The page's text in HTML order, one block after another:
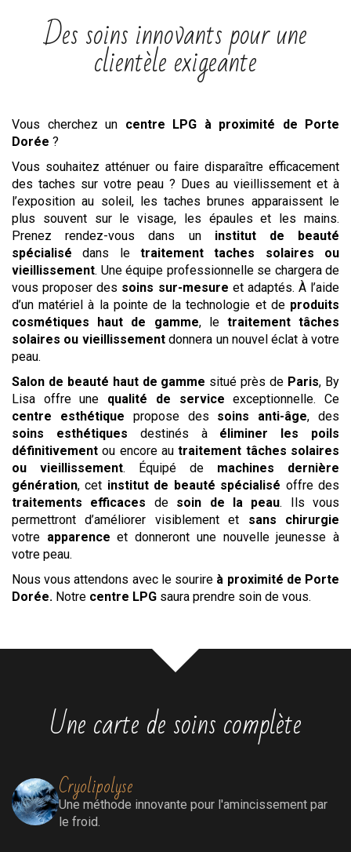
Des soins innovants pour une
clientèle exigeante
Vous cherchez un centre LPG à proximité de Porte
Dorée ?
Vous souhaitez atténuer ou faire disparaître efficacement
des taches sur votre peau ? Dues au vieillissement et à
l’exposition au soleil, les taches brunes apparaissent le
plus souvent sur le visage, les épaules et les mains.
Prenez rendez-vous dans un institut de beauté
spécialisé dans le traitement taches solaires ou
vieillissement. Une équipe professionnelle se chargera de
vous proposer des soins sur-mesure et adaptés. À l’aide
d’un matériel à la pointe de la technologie et de produits
cosmétiques haut de gamme, le traitement tâches
solaires ou vieillissementdonnera un nouvel éclat à votre
peau.
Salon de beauté haut de gamme situé près de Paris, By
Lisa offre une qualité de service exceptionnelle. Ce
centre esthétique propose des soins anti-âge, des
soins esthétiques destinés à éliminer les poils
définitivement ou encore autraitement tâches solaires
ou vieillissement. Équipé de machines dernière
génération, cet institut de beauté spécialisé offre des
traitements efficaces de soin de la peau. Ils vous
permettront d’améliorer visiblement et sans chirurgie
votre apparence et donneront une nouvelle jeunesse à
votre peau.
Nous vous attendons avec le sourire à proximité de Porte
Dorée. Notre centre LPG saura prendre soin de vous.
Une carte de soins complète
Cryolipolyse
Une méthode innovante pour l'amincissement par
le froid.